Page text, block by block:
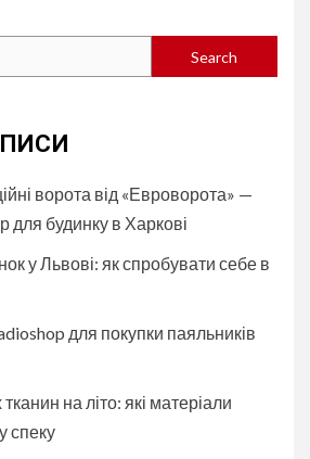
Search
ворота від «Евроворота» —
для будинку в Харкові
у Львові: як спробувати себе в
для покупки паяльників
на літо: які матеріали
спеку